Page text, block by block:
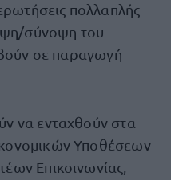
πολλαπλής
σύνοψη του
σε παραγωγή
να ενταχθούν στα
Υποθέσεων
Επικοινωνίας,